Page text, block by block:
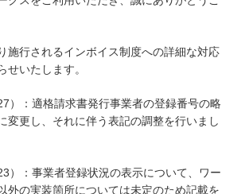
施行されるインボイス制度への詳細な対応
せいたします。
）：適格請求書発行事業者の登録番号の略
変更し、それに伴う表記の調整を行いまし
）：事業者登録状況の表示について、ワー
外の実装箇所については未定のため記載を